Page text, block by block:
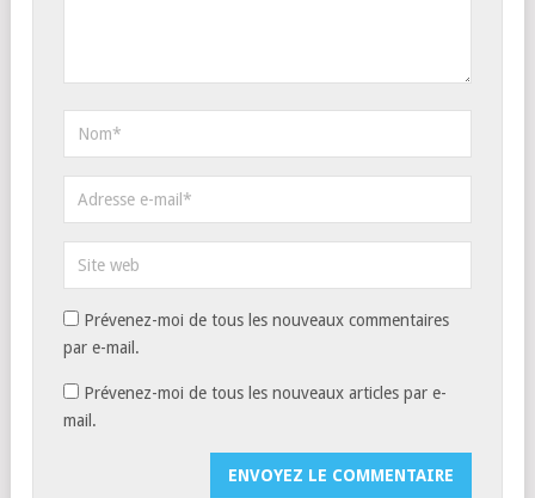
Prévenez-moi de tous les nouveaux commentaires
par e-mail.
Prévenez-moi de tous les nouveaux articles par e-
mail.